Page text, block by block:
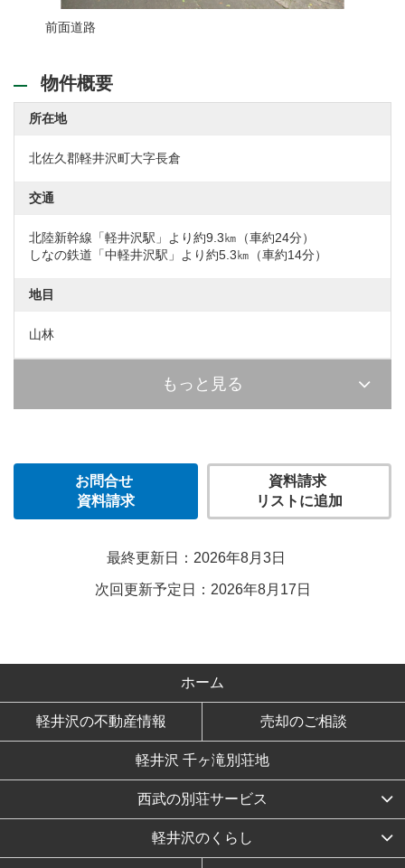
前面道路
物件概要
所在地
北佐久郡軽井沢町大字長倉
交通
北陸新幹線「軽井沢駅」より約9.3㎞（車約24分）
しなの鉄道「中軽井沢駅」より約5.3㎞（車約14分）
地目
山林
もっと見る
お問合せ
資料請求
資料請求
リストに追加
最終更新日：2026年8月3日
次回更新予定日：2026年8月17日
ホーム
軽井沢の不動産情報 売却のご相談
軽井沢 千ヶ滝別荘地
西武の別荘サービス
軽井沢のくらし